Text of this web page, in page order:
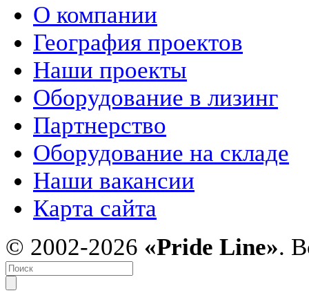
О компании
География проектов
Наши проекты
Оборудование в лизинг
Партнерство
Оборудование на складе
Наши вакансии
Карта сайта
© 2002-2026 «Pride Line».